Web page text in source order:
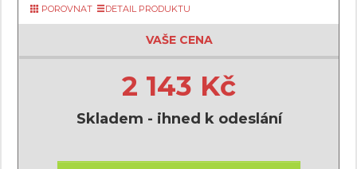
POROVNAT
DETAIL PRODUKTU
VAŠE CENA
2 143 Kč
Skladem - ihned k odeslání